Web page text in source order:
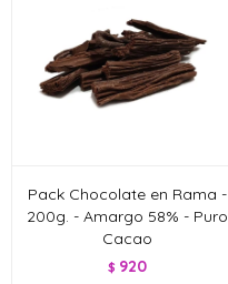
Pack Chocolate en Rama -
200g. - Amargo 58% - Puro
Cacao
$ 920